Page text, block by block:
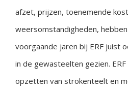
afzet, prijzen, toenemende
weersomstandigheden,
voorgaande jaren bij ERF juist
in de gewasteelten gezien.
opzetten van strokenteelt en